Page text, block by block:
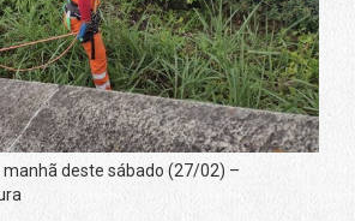
deste sábado (27/02) –